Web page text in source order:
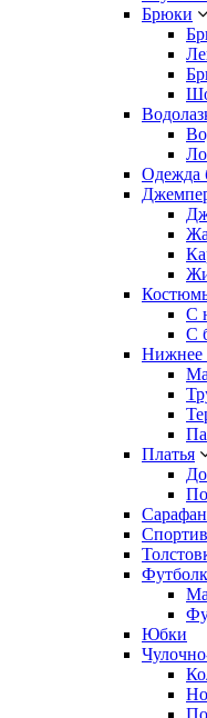
Брюки
Одежда
С
С
Нижнее
Платья
Юбки